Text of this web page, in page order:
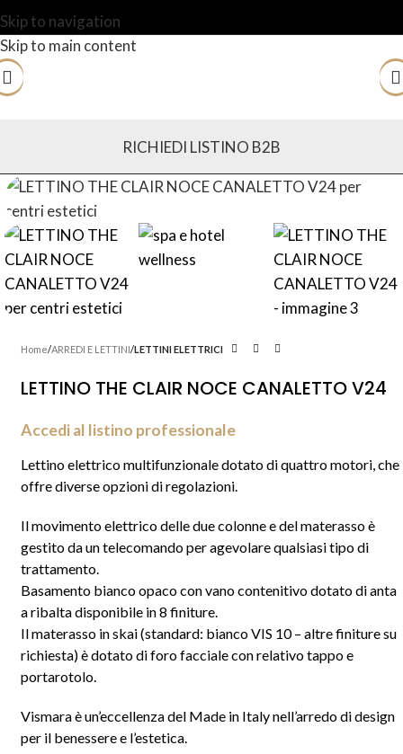
Skip to navigation
Skip to main content
RICHIEDI LISTINO B2B
Home ARREDI E LETTINI LETTINI ELETTRICI
LETTINO THE CLAIR NOCE CANALETTO V24
Accedi al listino professionale
Lettino elettrico multifunzionale dotato di quattro motori, che
offre diverse opzioni di regolazioni.
Il movimento elettrico delle due colonne e del materasso è
gestito da un telecomando per agevolare qualsiasi tipo di
trattamento.
Basamento bianco opaco con vano contenitivo dotato di anta
a ribalta disponibile in 8 finiture.
Il materasso in skai (standard: bianco VIS 10 – altre finiture su
richiesta) è dotato di foro facciale con relativo tappo e
portarotolo.
Vismara è un’eccellenza del Made in Italy nell’arredo di design
per il benessere e l’estetica.